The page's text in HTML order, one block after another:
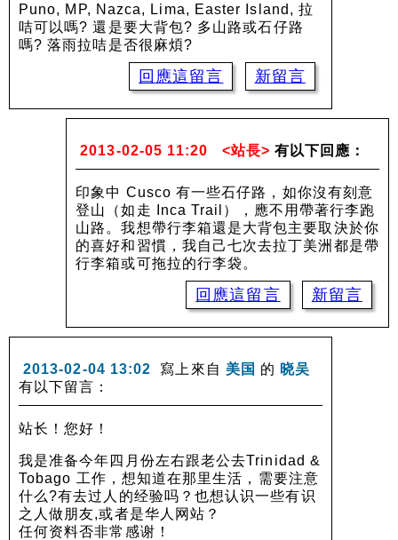
Puno, MP, Nazca, Lima, Easter Island, 拉
咭可以嗎? 還是要大背包? 多山路或石仔路
嗎? 落雨拉咭是否很麻煩?
回應這留言 新留言
2013-02-05 11:20 <站長> 有以下回應：
印象中 Cusco 有一些石仔路，如你沒有刻意
登山（如走 Inca Trail），應不用帶著行李跑
山路。我想帶行李箱還是大背包主要取決於你
的喜好和習慣，我自己七次去拉丁美洲都是帶
行李箱或可拖拉的行李袋。
回應這留言 新留言
2013-02-04 13:02 寫上來自 美国 的 晓吴
有以下留言：
站长！您好！
我是准备今年四月份左右跟老公去Trinidad &
Tobago 工作，想知道在那里生活，需要注意
什么?有去过人的经验吗？也想认识一些有识
之人做朋友,或者是华人网站？
任何资料否非常感谢！